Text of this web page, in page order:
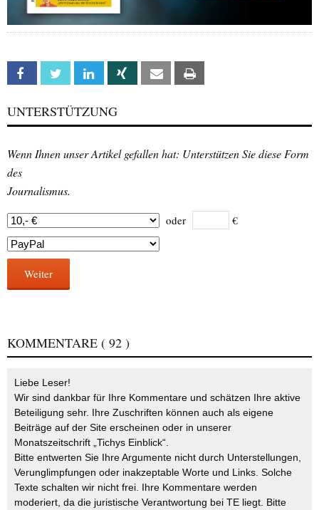
Facebook Twitter Linkedin Xing Email
UNTERSTÜTZUNG
Wenn Ihnen unser Artikel gefallen hat: Unterstützen Sie diese Form
des
Journalismus.
oder €
Weiter
KOMMENTARE ( 92 )
Liebe Leser!
Wir sind dankbar für Ihre Kommentare und schätzen Ihre aktive
Beteiligung sehr. Ihre Zuschriften können auch als eigene
Beiträge auf der Site erscheinen oder in unserer
Monatszeitschrift „Tichys Einblick“.
Bitte entwerten Sie Ihre Argumente nicht durch Unterstellungen,
Verunglimpfungen oder inakzeptable Worte und Links. Solche
Texte schalten wir nicht frei. Ihre Kommentare werden
moderiert, da die juristische Verantwortung bei TE liegt. Bitte